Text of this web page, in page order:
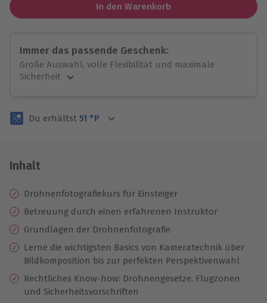
In den Warenkorb
Immer das passende Geschenk:
Große Auswahl, volle Flexibilität und maximale
Sicherheit
Volle Flexibilität
3 Jahre gültig & verlängerbar.
Du erhältst 51 °P
Inhalt
Drohnenfotografiekurs für Einsteiger
Betreuung durch einen erfahrenen Instruktor
Grundlagen der Drohnenfotografie
Lerne die wichtigsten Basics von Kameratechnik über
Bildkomposition bis zur perfekten Perspektivenwahl
Rechtliches Know-how: Drohnengesetze, Flugzonen
und Sicherheitsvorschriften